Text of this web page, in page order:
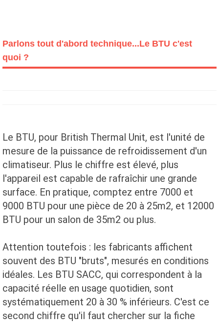
Parlons tout d'abord technique...Le BTU c'est
quoi ?
Le BTU, pour British Thermal Unit, est l'unité de
mesure de la puissance de refroidissement d'un
climatiseur. Plus le chiffre est élevé, plus
l'appareil est capable de rafraîchir une grande
surface. En pratique, comptez entre 7000 et
9000 BTU pour une pièce de 20 à 25m2, et 12000
BTU pour un salon de 35m2 ou plus.
Attention toutefois : les fabricants affichent
souvent des BTU "bruts", mesurés en conditions
idéales. Les BTU SACC, qui correspondent à la
capacité réelle en usage quotidien, sont
systématiquement 20 à 30 % inférieurs. C'est ce
second chiffre qu'il faut chercher sur la fiche